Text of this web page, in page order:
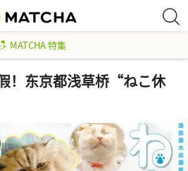
MATCHA 特集
！东京都浅草桥“ねこ休